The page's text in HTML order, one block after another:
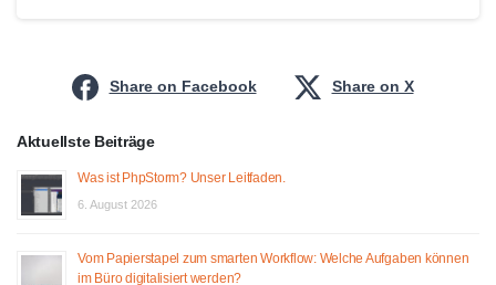
Share on Facebook Share on X
Aktuellste Beiträge
Was ist PhpStorm? Unser Leitfaden.
6. August 2026
Vom Papierstapel zum smarten Workflow: Welche Aufgaben können
im Büro digitalisiert werden?